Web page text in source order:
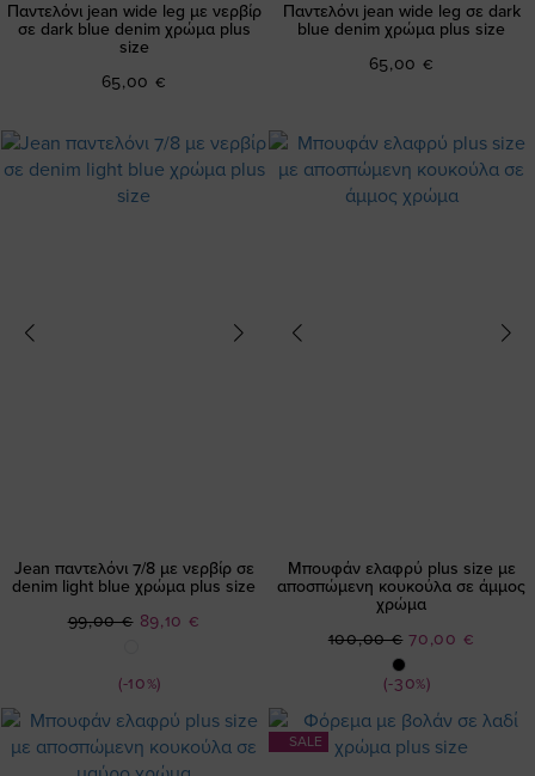
Παντελόνι jean wide leg με νερβίρ
σε dark blue denim χρώμα plus
size
65,00 €
Παντελόνι jean wide leg σε dark
blue denim χρώμα plus size
65,00 €
Jean παντελόνι 7/8 με νερβίρ σε
denim light blue χρώμα plus size
(-10%)
Ειδική
89,10 €
99,00 €
Μπουφάν ελαφρύ plus size με
αποσπώμενη κουκούλα σε άμμος
χρώμα
(-30%)
Ειδική
70,00 €
100,00 €
SALE